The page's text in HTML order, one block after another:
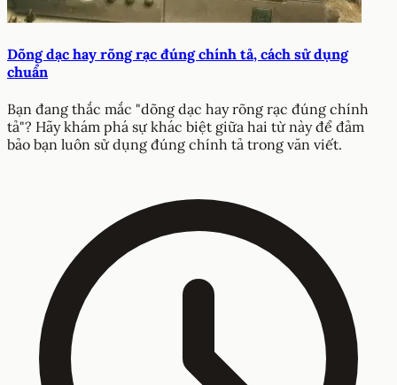
Dõng dạc hay rõng rạc đúng chính tả, cách sử dụng
chuẩn
Bạn đang thắc mắc "dõng dạc hay rõng rạc đúng chính
tả"? Hãy khám phá sự khác biệt giữa hai từ này để đảm
bảo bạn luôn sử dụng đúng chính tả trong văn viết.